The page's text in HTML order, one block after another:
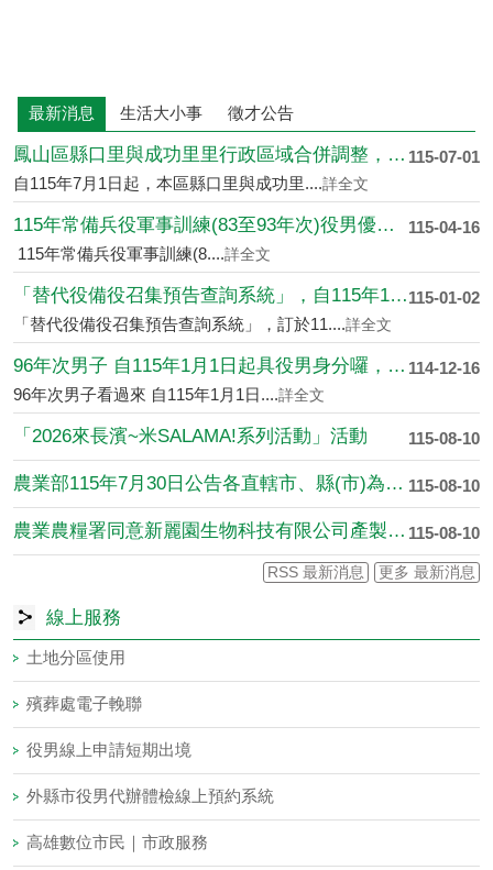
最新消息 生活大小事 徵才公告
115-07-01
鳳山區縣口里與成功里里行政區域合併調整，自115年7月1日起....
自115年7月1日起，本區縣口里與成功里....詳全文
115-04-16
115年常備兵役軍事訓練(83至93年次)役男優先入營、延....
115年常備兵役軍事訓練(8....詳全文
115-01-02
「替代役備役召集預告查詢系統」，自115年1月1日上線啟用
「替代役備役召集預告查詢系統」，訂於11....詳全文
114-12-16
96年次男子 自115年1月1日起具役男身分囉，出國前應先申....
96年次男子看過來 自115年1月1日....詳全文
115-08-10
「2026來長濱~米SALAMA!系列活動」活動
115-08-10
農業部115年7月30日公告各直轄市、縣(市)為辦理蜂群(蜜....
115-08-10
農業農糧署同意新麗園生物科技有限公司產製之「新麗園1號有機質....
RSS 最新消息 更多 最新消息
線上服務
土地分區使用
殯葬處電子輓聯
役男線上申請短期出境
外縣市役男代辦體檢線上預約系統
高雄數位市民｜市政服務